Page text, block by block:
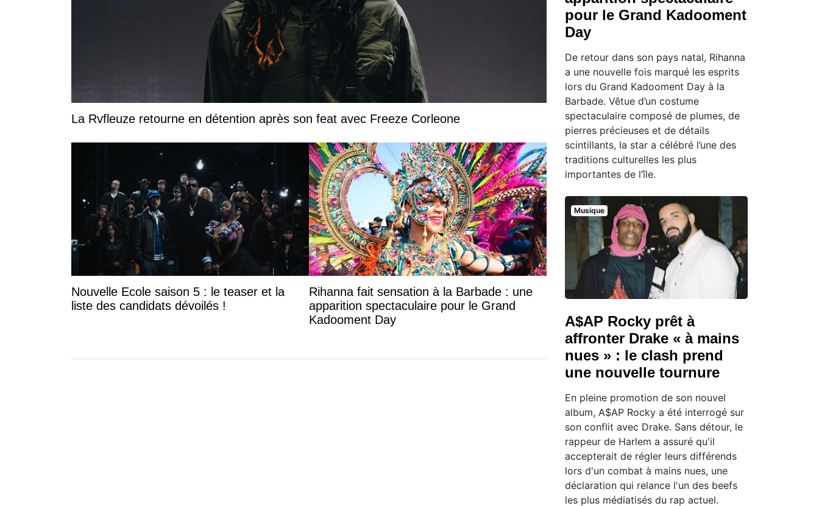
La Rvfleuze retourne en détention après son feat avec Freeze Corleone
Nouvelle Ecole saison 5 : le teaser et la
liste des candidats dévoilés !
Rihanna fait sensation à la Barbade : une
apparition spectaculaire pour le Grand
Kadooment Day
pour le Grand Kadooment
Day
De retour dans son pays natal, Rihanna
a une nouvelle fois marqué les esprits
lors du Grand Kadooment Day à la
Barbade. Vêtue d’un costume
spectaculaire composé de plumes, de
pierres précieuses et de détails
scintillants, la star a célébré l’une des
traditions culturelles les plus
importantes de l’île.
Musique
A$AP Rocky prêt à
affronter Drake « à mains
nues » : le clash prend
une nouvelle tournure
En pleine promotion de son nouvel
album, A$AP Rocky a été interrogé sur
son conflit avec Drake. Sans détour, le
rappeur de Harlem a assuré qu'il
accepterait de régler leurs différends
lors d'un combat à mains nues, une
déclaration qui relance l'un des beefs
les plus médiatisés du rap actuel.